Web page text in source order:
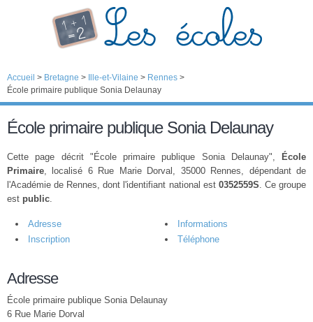
Accueil > Bretagne > Ille-et-Vilaine > Rennes >
École primaire publique Sonia Delaunay
École primaire publique Sonia Delaunay
Cette page décrit "École primaire publique Sonia Delaunay",
École
Primaire, localisé 6 Rue Marie Dorval, 35000 Rennes, dépendant de
l'Académie de Rennes, dont l'identifiant national est 0352559S. Ce groupe
est public.
Adresse
Informations
Inscription
Téléphone
Adresse
École primaire publique Sonia Delaunay
6 Rue Marie Dorval